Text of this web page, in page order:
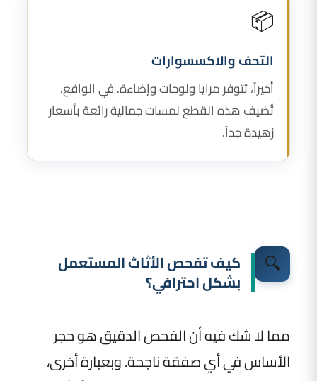
📦
التحف والاكسسوارات
أخيراً، تتوفر مرايا ولوحات وإضاءة. في الواقع،
تُضيف هذه القطع لمسات جمالية رائعة بأسعار
زهيدة جداً.
🔍 كيف تفحص الأثاث المستعمل
بشكل احترافي؟
مما لا شك فيه أن الفحص الدقيق هو حجر
الأساس في أي صفقة ناجحة. وبعبارة أخرى،